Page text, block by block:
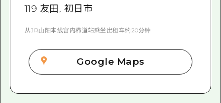
119 友田, 初日市
从JR山阳本线宫内栉道站乘坐出租车约20分钟
Google Maps